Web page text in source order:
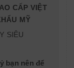
CẤP VIỆT
MỸ
SIÊU
bạn nên để